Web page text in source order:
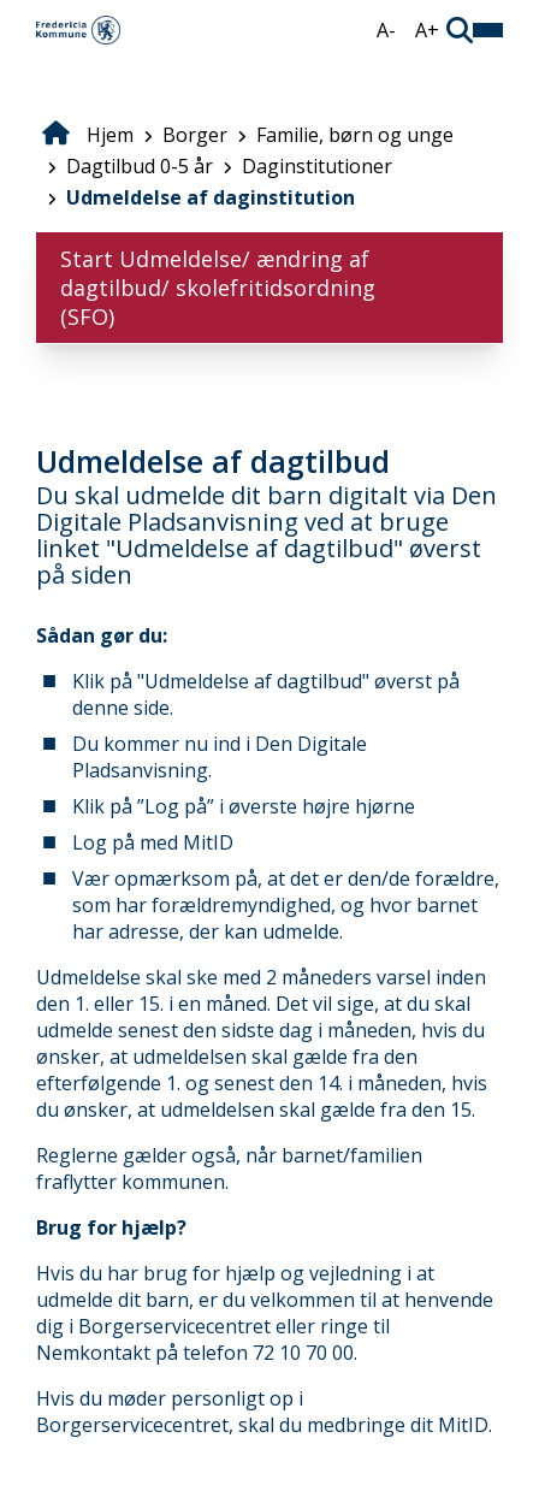
A- A+
Brødkrumme
Hjem Borger
Familie, børn og unge
Dagtilbud 0-5 år
Daginstitutioner
Udmeldelse af daginstitution
Start Udmeldelse/ ændring af
dagtilbud/ skolefritidsordning
(SFO)
Udmeldelse af dagtilbud
Du skal udmelde dit barn digitalt via Den
Digitale Pladsanvisning ved at bruge
linket "Udmeldelse af dagtilbud" øverst
på siden
Sådan gør du:
Klik på "Udmeldelse af dagtilbud" øverst på
denne side.
Du kommer nu ind i Den Digitale
Pladsanvisning.
Klik på ”Log på” i øverste højre hjørne
Log på med MitID
Vær opmærksom på, at det er den/de forældre,
som har forældremyndighed, og hvor barnet
har adresse, der kan udmelde.
Udmeldelse skal ske med 2 måneders varsel inden
den 1. eller 15. i en måned. Det vil sige, at du skal
udmelde senest den sidste dag i måneden, hvis du
ønsker, at udmeldelsen skal gælde fra den
efterfølgende 1. og senest den 14. i måneden, hvis
du ønsker, at udmeldelsen skal gælde fra den 15.
Reglerne gælder også, når barnet/familien
fraflytter kommunen.
Brug for hjælp?
Hvis du har brug for hjælp og vejledning i at
udmelde dit barn, er du velkommen til at henvende
dig i Borgerservicecentret eller ringe til
Nemkontakt på telefon 72 10 70 00.
Hvis du møder personligt op i
Borgerservicecentret, skal du medbringe dit MitID.